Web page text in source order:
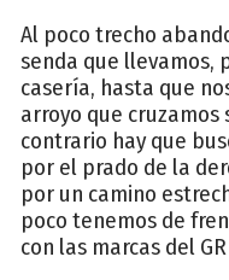
Al poco trecho
senda que llevamos,
casería, hasta que
arroyo que cruzamos
contrario hay que
por el prado de la
por un camino
poco tenemos de
con las marcas del